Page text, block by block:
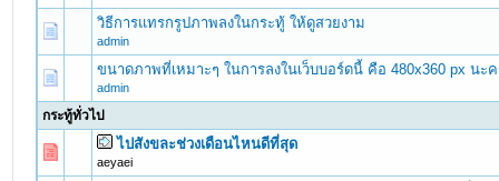
วิธีการแทรกรูปภาพลงในกระทู้ ให้ดูสวยงาม
admin
ขนาดภาพที่เหมาะๆ ในการลงในเว็บบอร์ดนี้ คือ 480x360 px นะ
admin
กระทู้ทั่วไป
ไปสังขละช่วงเดือนไหนดีที่สุด
aeyaei
0 Vote(s) - 0 out of 5 in Average
123 45